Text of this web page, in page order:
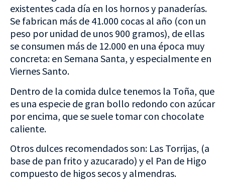
existentes cada día en los hornos y panaderías.
Se fabrican más de 41.000 cocas al año (con un
peso por unidad de unos 900 gramos), de ellas
se consumen más de 12.000 en una época muy
concreta: en Semana Santa, y especialmente en
Viernes Santo.
Dentro de la comida dulce tenemos la Toña, que
es una especie de gran bollo redondo con azúcar
por encima, que se suele tomar con chocolate
caliente.
Otros dulces recomendados son: Las Torrijas, (a
base de pan frito y azucarado) y el Pan de Higo
compuesto de higos secos y almendras.